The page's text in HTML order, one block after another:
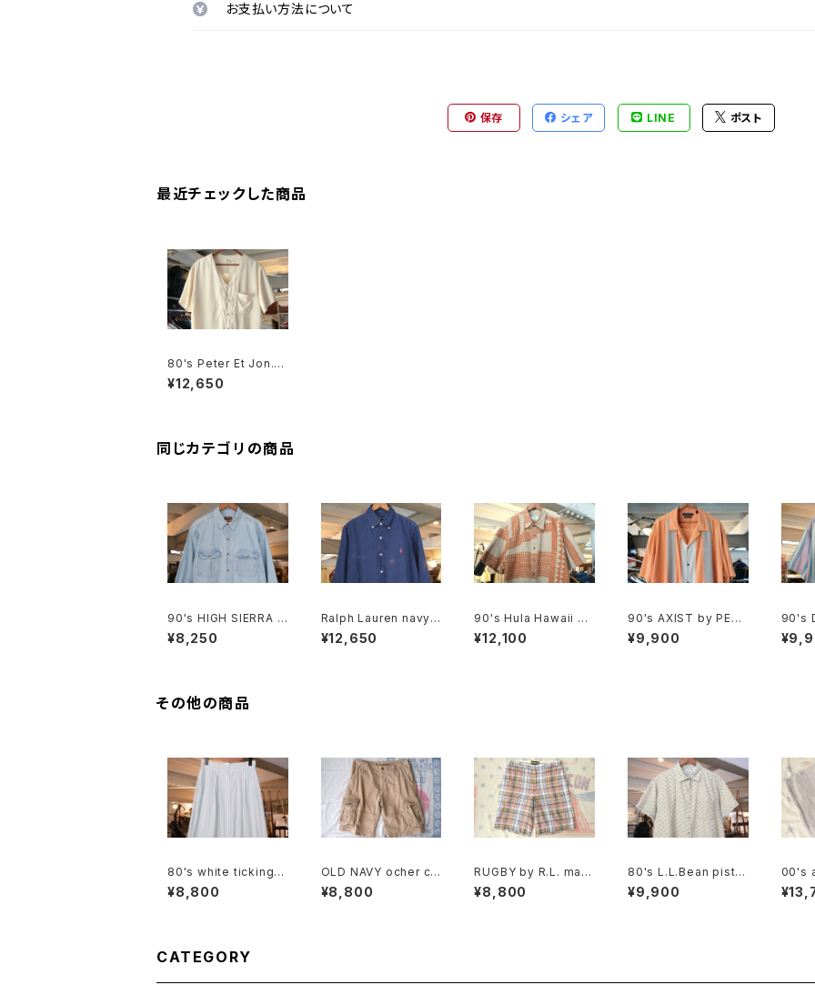
お支払い方法について
保存 シェア LINE ポスト
最近チェックした商品
80's Peter Et Jon. i
vory chinese-butto
n silk Shirt
¥12,650
同じカテゴリの商品
90's HIGH SIERRA f
aded indigo denim
Shirt
¥8,250
Ralph Lauren navy li
nen B.D. Shirt
¥12,650
90's Hula Hawaii ge
ometric tribal patter
n Shirt
¥12,100
90's AXIST by PERR
Y ELLIS panel-patte
rn washable-silk Sh
¥9,900
90's
evi's
nd
その他の商品
80's white ticking s
triped cotton flared
Skirt
¥8,800
OLD NAVY ocher co
tton-twill cargo Sho
rts
¥8,800
RUGBY by R.L. mad
aras plaid cotton Sh
orts
¥8,800
80's L.L.Bean pista
chio calico cotton b
ox Shirt
¥9,900
00's
sack
nts
CATEGORY